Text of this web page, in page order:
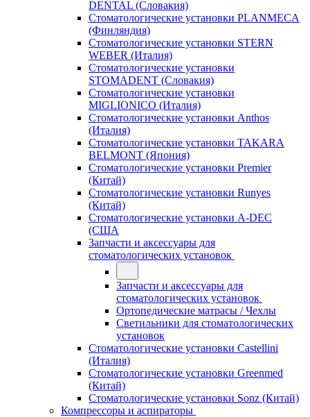
DENTAL (Словакия)
Стоматологические установки PLANMECA
(Финляндия)
Стоматологические установки STERN
WEBER (Италия)
Стоматологические установки
STOMADENT (Словакия)
Стоматологические установки
MIGLIONICO (Италия)
Стоматологические установки Anthos
(Италия)
Стоматологические установки TAKARA
BELMONT (Япония)
Стоматологические установки Premier
(Китай)
Стоматологические установки Runyes
(Китай)
Стоматологические установки A-DEC
(США
Запчасти и аксессуары для
стоматологических установок
Запчасти и аксессуары для
стоматологических установок
Ортопедические матрасы / Чехлы
Светильники для стоматологических
установок
Стоматологические установки Castellini
(Италия)
Стоматологические установки Greenmed
(Китай)
Стоматологические установки Sonz (Китай)
Компрессоры и аспираторы